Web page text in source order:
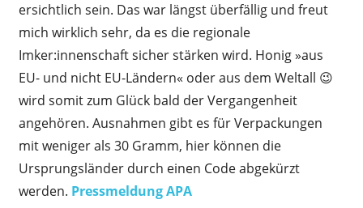
ersichtlich sein. Das war längst überfällig und freut
mich wirklich sehr, da es die regionale
Imker:innenschaft sicher stärken wird. Honig »aus
EU- und nicht EU-Ländern« oder aus dem Weltall 😉
wird somit zum Glück bald der Vergangenheit
angehören. Ausnahmen gibt es für Verpackungen
mit weniger als 30 Gramm, hier können die
Ursprungsländer durch einen Code abgekürzt
werden. Pressmeldung APA